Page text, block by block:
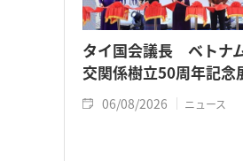
タイ国会議長 ベトナ
交関係樹立50周年記念
06/08/2026 ニュース